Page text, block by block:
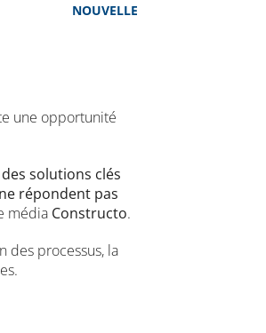
NOUVELLE
une opportunité
solutions clés
répondent pas
média Constructo.
des processus, la